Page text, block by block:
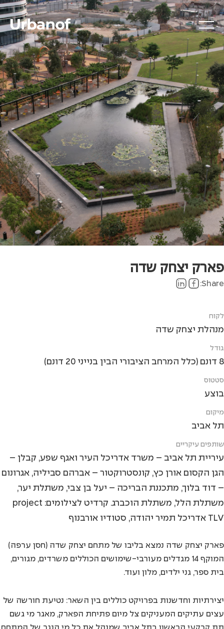
Skip
to
content
פארק יצחק שדה
Share:
פארק יצחק שדה נמצא בליבו של מתחם יצחק שדה (חסן ערפה)
המוקף 14 מגדלים מעורבי-שימושים הכוללים משרדים, מגורים,
בית ספר, גני ילדים, מלון ועוד.
יצירתיות וחדשנות בפרויקט כוללים בין השאר: נטיעת חורשה של
עצים עתיקים המעניקים צל מיום פתיחת הפארק, מאגר מי גשם
לקוח
מנהלת יצחק שדה
גודל
8 דונם (כלל המרחב הציבורי הבין בנייני 20 דונם)
סטטוס
בוצע
מיקום
תל אביב
שותפים עיקריים
עיריית תל אביב – משרד אדריכל העיר ואגף שפע, קבלן –
הגן הקסום אורן כץ, קונסטרוקטור – אברהם סביליה, אגרונום
– דוד בלוך, מתכננת הבריכה – יעל בן צבי, משתלת יער,
משתלת הלל, משתלת הוכברג. קרדיט לצילומים: project
TLV אדריכל תמיר יהודה, סטודיו אורבנוף